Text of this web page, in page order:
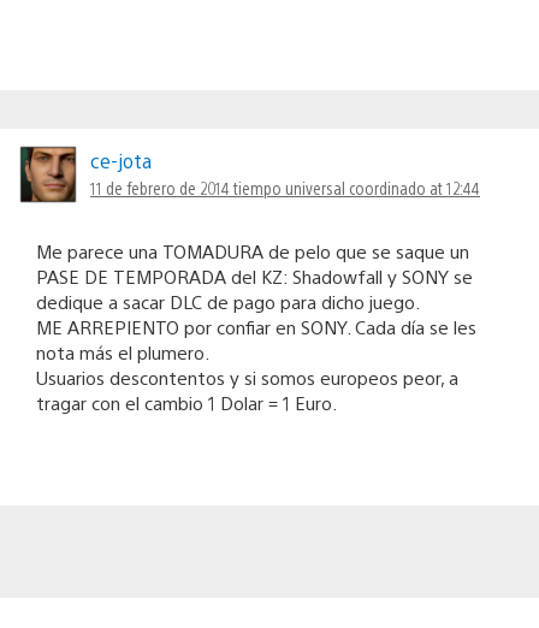
ce-jota
11 de febrero de 2014 tiempo universal coordinado at 12:44
Me parece una TOMADURA de pelo que se saque un
PASE DE TEMPORADA del KZ: Shadowfall y SONY se
dedique a sacar DLC de pago para dicho juego.
ME ARREPIENTO por confiar en SONY. Cada día se les
nota más el plumero.
Usuarios descontentos y si somos europeos peor, a
tragar con el cambio 1 Dolar = 1 Euro.